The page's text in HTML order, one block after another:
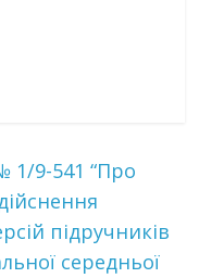
1/9-541 “Про
підручників
середньої